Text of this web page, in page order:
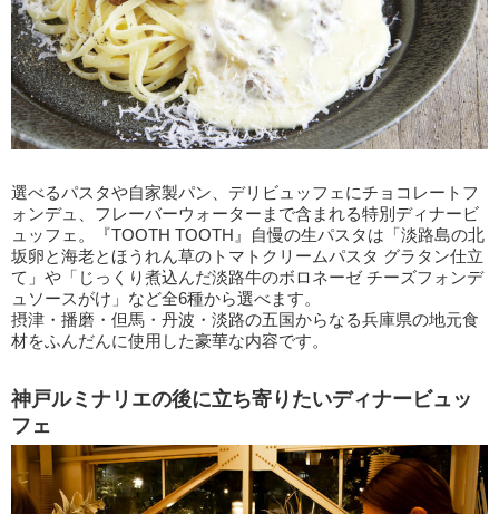
選べるパスタや自家製パン、デリビュッフェにチョコレートフ
ォンデュ、フレーバーウォーターまで含まれる特別ディナービ
ュッフェ。『TOOTH TOOTH』自慢の生パスタは「淡路島の北
坂卵と海老とほうれん草のトマトクリームパスタ グラタン仕立
て」や「じっくり煮込んだ淡路牛のボロネーゼ チーズフォンデ
ュソースがけ」など全6種から選べます。
摂津・播磨・但馬・丹波・淡路の五国からなる兵庫県の地元食
材をふんだんに使用した豪華な内容です。
神戸ルミナリエの後に立ち寄りたいディナービュッ
フェ